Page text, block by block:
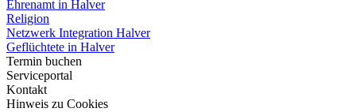
Ehrenamt in Halver
Religion
Netzwerk Integration Halver
Geflüchtete in Halver
Termin buchen
Serviceportal
Kontakt
Hinweis zu Cookies